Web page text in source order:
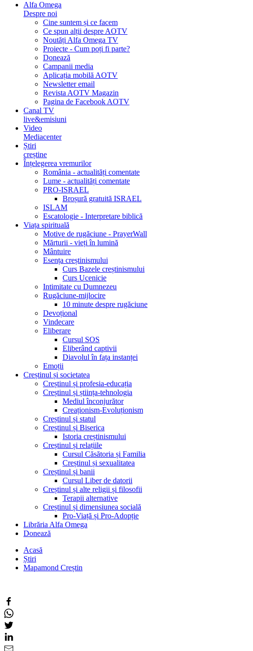
Alfa Omega
Despre noi
Cine suntem și ce facem
Ce spun alții despre AOTV
Noutăți Alfa Omega TV
Proiecte - Cum poți fi parte?
Donează
Campanii media
Aplicația mobilă AOTV
Newsletter email
Revista AOTV Magazin
Pagina de Facebook AOTV
Canal TV
live&emisiuni
Video
Mediacenter
Știri
creștine
Înțelegerea vremurilor
România - actualități comentate
Lume - actualități comentate
PRO-ISRAEL
Broșură gratuită ISRAEL
ISLAM
Escatologie - Interpretare biblică
Viața spirituală
Motive de rugăciune - PrayerWall
Mărturii - vieți în lumină
Mântuire
Esența creștinismului
Curs Bazele creștinismului
Curs Ucenicie
Intimitate cu Dumnezeu
Rugăciune-mijlocire
10 minute despre rugăciune
Devoțional
Vindecare
Eliberare
Cursul SOS
Eliberând captivii
Diavolul în fața instanței
Emoții
Creștinul și societatea
Creștinul și profesia-educația
Creștinul și știința-tehnologia
Mediul înconjurător
Creaționism-Evoluționism
Creștinul și statul
Creștinul și Biserica
Istoria creștinismului
Creștinul și relațiile
Cursul Căsătoria și Familia
Creștinul și sexualitatea
Creștinul și banii
Cursul Liber de datorii
Creștinul și alte religii și filosofii
Terapii alternative
Creștinul și dimensiunea socială
Pro-Viață și Pro-Adopție
Librăria Alfa Omega
Donează
Acasă
Știri
Mapamond Creștin